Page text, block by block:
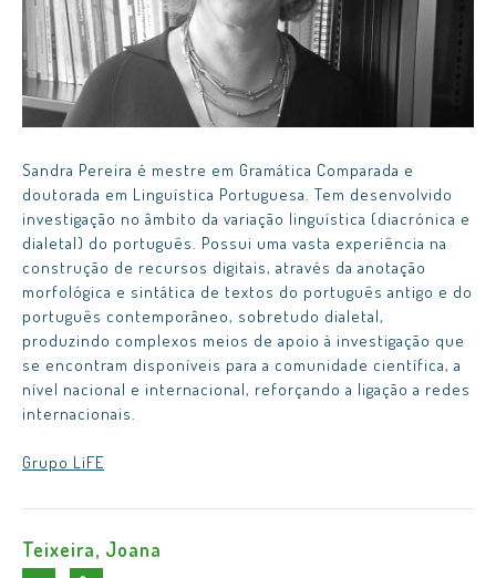
Sandra Pereira é mestre em Gramática Comparada e
doutorada em Linguística Portuguesa. Tem desenvolvido
investigação no âmbito da variação linguística (diacrónica e
dialetal) do português. Possui uma vasta experiência na
construção de recursos digitais, através da anotação
morfológica e sintática de textos do português antigo e do
português contemporâneo, sobretudo dialetal,
produzindo complexos meios de apoio à investigação que
se encontram disponíveis para a comunidade científica, a
nível nacional e internacional, reforçando a ligação a redes
internacionais.
Grupo LiFE
Teixeira, Joana